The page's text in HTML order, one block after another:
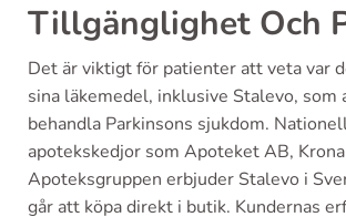
Tillgänglighet Och
Det är viktigt för patienter att veta var
sina läkemedel, inklusive Stalevo, som
behandla Parkinsons sjukdom.
apotekskedjor som Apoteket AB,
Apoteksgruppen erbjuder Stalevo i
går att köpa direkt i butik. Kundernas